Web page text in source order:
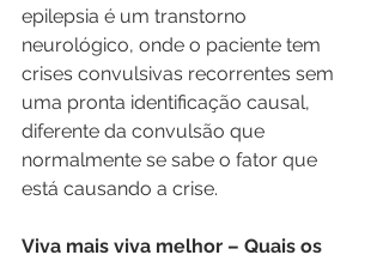
epilepsia é um transtorno
neurológico, onde o paciente tem
crises convulsivas recorrentes sem
uma pronta identificação causal,
diferente da convulsão que
normalmente se sabe o fator que
está causando a crise.
Viva mais viva melhor – Quais os